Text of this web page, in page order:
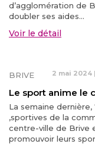
d’agglomération de
doubler ses aides...
Voir le détail
BRIVE 2 mai 2024 |
Le sport anime le
La semaine dernière,
,sportives de la
centre-ville de Brive
promouvoir leurs